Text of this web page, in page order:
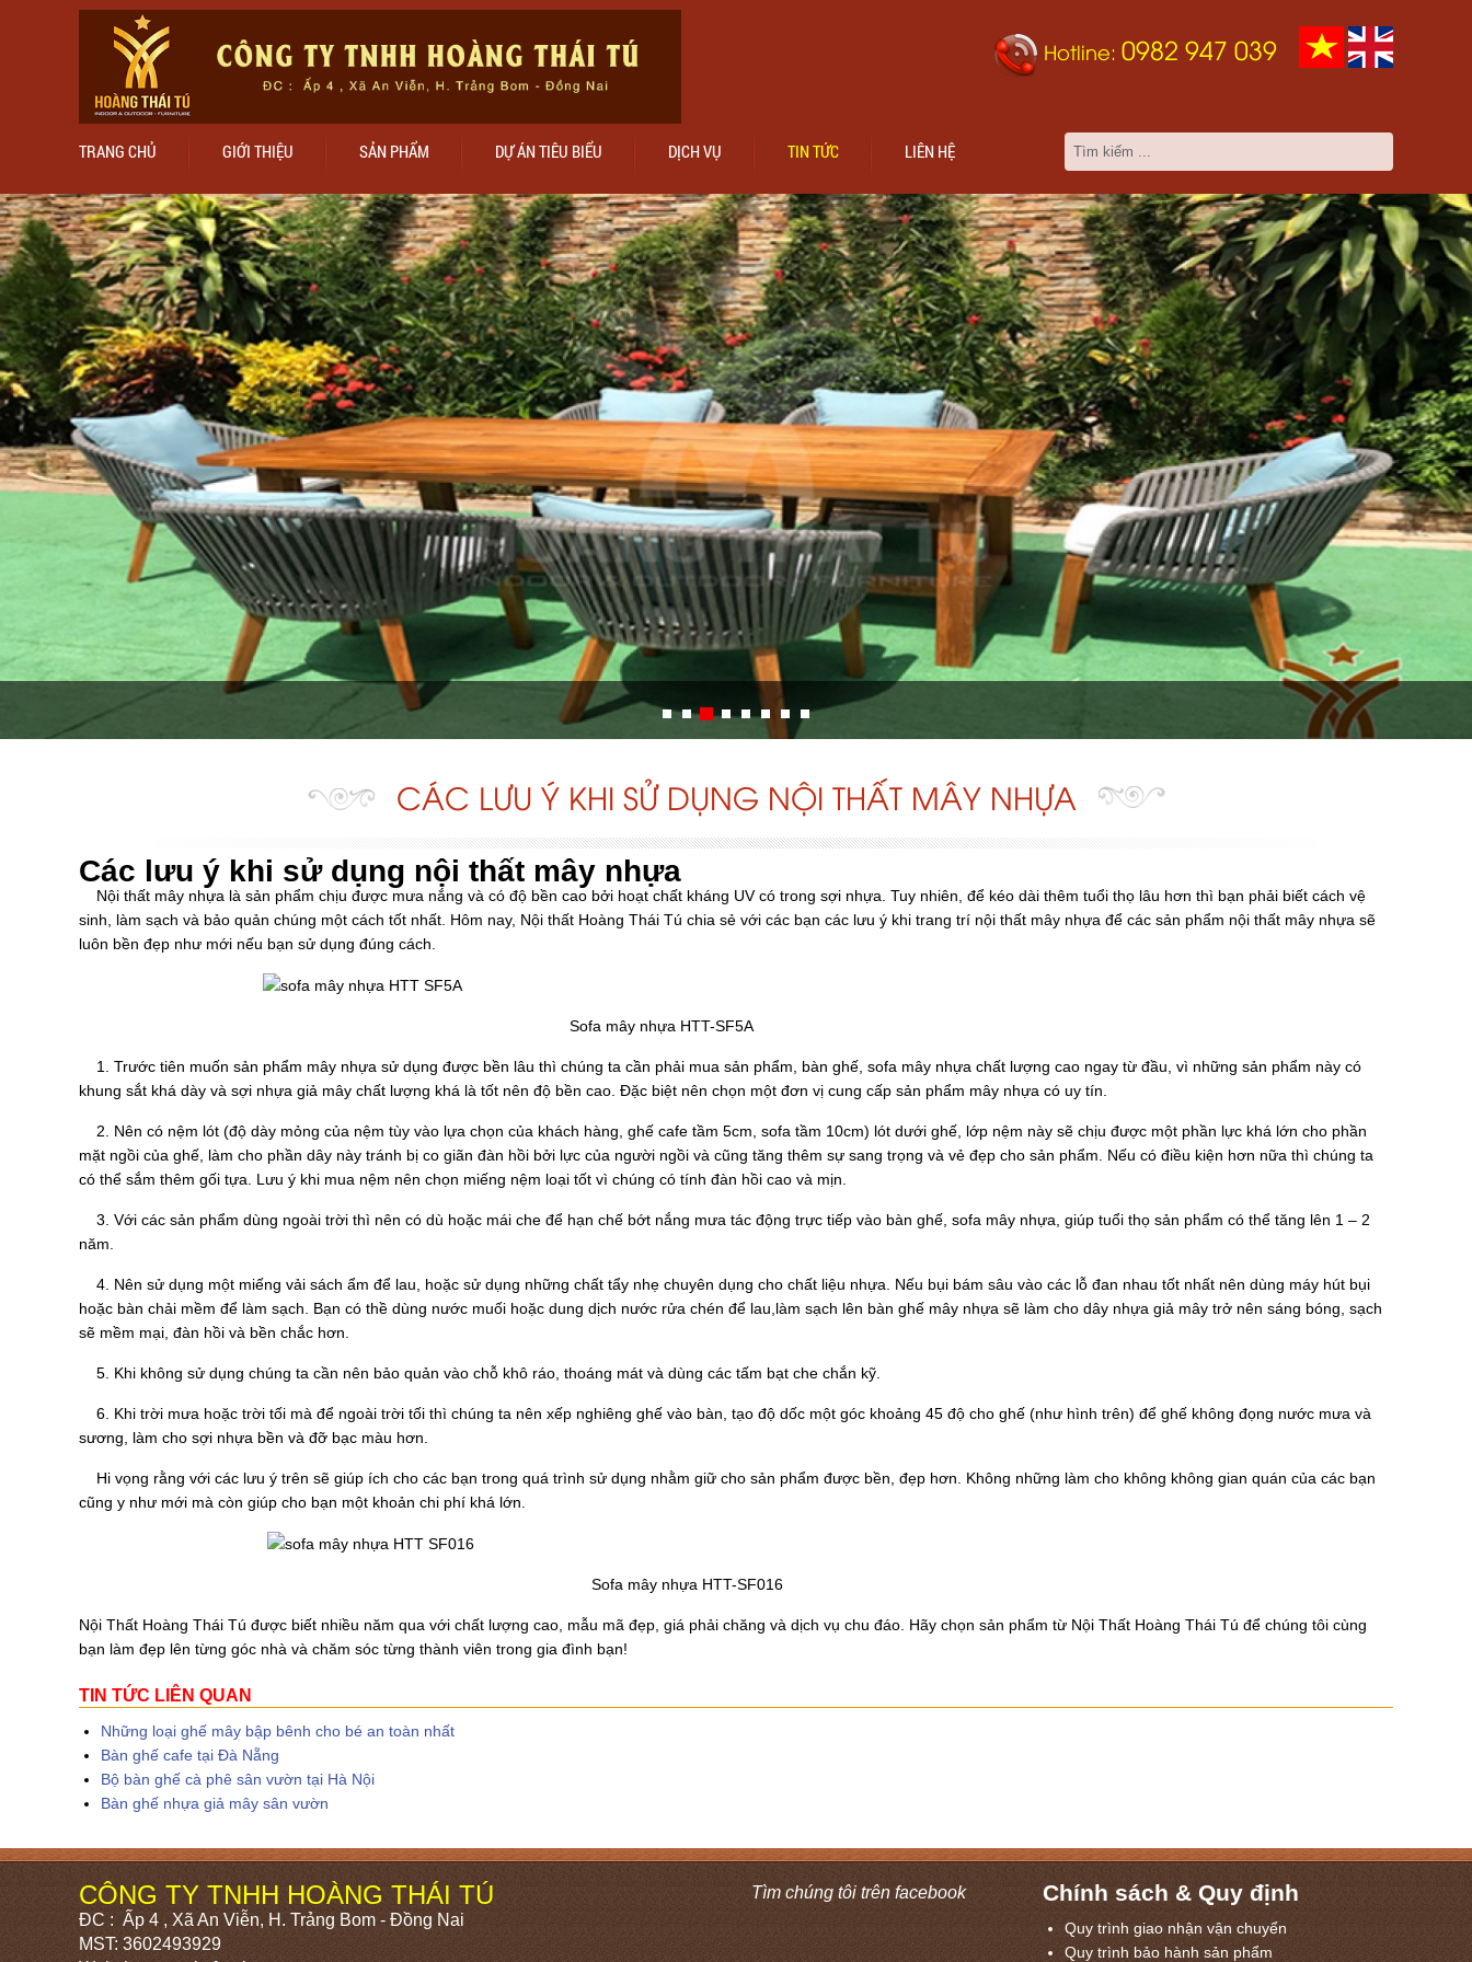
Hotline: 0982 947 039
TRANG CHỦ GIỚI THIỆU SẢN PHẨM DỰ ÁN TIÊU BIỂU DỊCH VỤ TIN TỨC LIÊN HỆ
CÁC LƯU Ý KHI SỬ DỤNG NỘI THẤT MÂY NHỰA
Các lưu ý khi sử dụng nội thất mây nhựa
Nội thất mây nhựa là sản phẩm chịu được mưa nắng và có độ bền cao bởi hoạt chất kháng UV có trong sợi nhựa. Tuy nhiên, để kéo dài thêm tuổi thọ lâu hơn thì bạn phải biết cách vệ
sinh, làm sạch và bảo quản chúng một cách tốt nhất. Hôm nay, Nội thất Hoàng Thái Tú chia sẻ với các bạn các lưu ý khi trang trí nội thất mây nhựa để các sản phẩm nội thất mây nhựa sẽ
luôn bền đẹp như mới nếu bạn sử dụng đúng cách.
Sofa mây nhựa HTT-SF5A
1. Trước tiên muốn sản phẩm mây nhựa sử dụng được bền lâu thì chúng ta cần phải mua sản phẩm, bàn ghế, sofa mây nhựa chất lượng cao ngay từ đầu, vì những sản phẩm này có
khung sắt khá dày và sợi nhựa giả mây chất lượng khá là tốt nên độ bền cao. Đặc biệt nên chọn một đơn vị cung cấp sản phẩm mây nhựa có uy tín.
2. Nên có nệm lót (độ dày mỏng của nệm tùy vào lựa chọn của khách hàng, ghế cafe tầm 5cm, sofa tầm 10cm) lót dưới ghế, lớp nệm này sẽ chịu được một phần lực khá lớn cho phần
mặt ngồi của ghế, làm cho phần dây này tránh bị co giãn đàn hồi bởi lực của người ngồi và cũng tăng thêm sự sang trọng và vẻ đẹp cho sản phẩm. Nếu có điều kiện hơn nữa thì chúng ta
có thể sắm thêm gối tựa. Lưu ý khi mua nệm nên chọn miếng nệm loại tốt vì chúng có tính đàn hồi cao và mịn.
3. Với các sản phẩm dùng ngoài trời thì nên có dù hoặc mái che để hạn chế bớt nắng mưa tác động trực tiếp vào bàn ghế, sofa mây nhựa, giúp tuổi thọ sản phẩm có thể tăng lên 1 – 2
năm.
4. Nên sử dụng một miếng vải sách ẩm để lau, hoặc sử dụng những chất tẩy nhẹ chuyên dụng cho chất liệu nhựa. Nếu bụi bám sâu vào các lỗ đan nhau tốt nhất nên dùng máy hút bụi
hoặc bàn chải mềm để làm sạch. Bạn có thề dùng nước muối hoặc dung dịch nước rửa chén để lau,làm sạch lên bàn ghế mây nhựa sẽ làm cho dây nhựa giả mây trở nên sáng bóng, sạch
sẽ mềm mại, đàn hồi và bền chắc hơn.
5. Khi không sử dụng chúng ta cần nên bảo quản vào chỗ khô ráo, thoáng mát và dùng các tấm bạt che chắn kỹ.
6. Khi trời mưa hoặc trời tối mà để ngoài trời tối thì chúng ta nên xếp nghiêng ghế vào bàn, tạo độ dốc một góc khoảng 45 độ cho ghế (như hình trên) để ghế không đọng nước mưa và
sương, làm cho sợi nhựa bền và đỡ bạc màu hơn.
Hi vọng rằng với các lưu ý trên sẽ giúp ích cho các bạn trong quá trình sử dụng nhằm giữ cho sản phẩm được bền, đẹp hơn. Không những làm cho không không gian quán của các bạn
cũng y như mới mà còn giúp cho bạn một khoản chi phí khá lớn.
Sofa mây nhựa HTT-SF016
Nội Thất Hoàng Thái Tú được biết nhiều năm qua với chất lượng cao, mẫu mã đẹp, giá phải chăng và dịch vụ chu đáo. Hãy chọn sản phẩm từ Nội Thất Hoàng Thái Tú để chúng tôi cùng
bạn làm đẹp lên từng góc nhà và chăm sóc từng thành viên trong gia đình bạn!
TIN TỨC LIÊN QUAN
Những loại ghế mây bập bênh cho bé an toàn nhất
Bàn ghế cafe tại Đà Nẵng
Bộ bàn ghế cà phê sân vườn tại Hà Nội
Bàn ghế nhựa giả mây sân vườn
CÔNG TY TNHH HOÀNG THÁI TÚ
ĐC : Ấp 4 , Xã An Viễn, H. Trảng Bom - Đồng Nai
MST: 3602493929
Tìm chúng tôi trên facebook Chính sách & Quy định
Quy trình giao nhận vận chuyển
Quy trình bảo hành sản phẩm